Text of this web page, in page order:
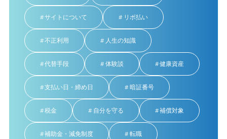
サイトについて リボ払い
不正利用 人生の知識
代替手段 体験談 健康資産
支払い日・締め日 暗証番号
税金 自分を守る 補償対象
補助金・減免制度 転職